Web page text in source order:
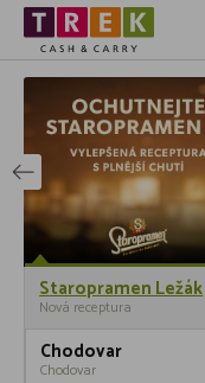
Staropramen Ležák
Nová receptura
Chodovar
Chodovar